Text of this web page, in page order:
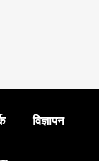
विज्ञापन